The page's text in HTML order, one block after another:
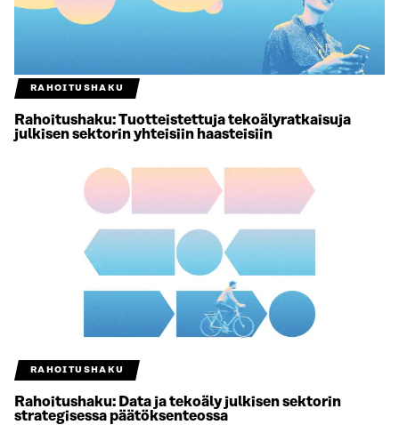
RAHOITUSHAKU
Rahoitushaku: Tuotteistettuja tekoälyratkaisuja
julkisen sektorin yhteisiin haasteisiin
RAHOITUSHAKU
Rahoitushaku: Data ja tekoäly julkisen sektorin
strategisessa päätöksenteossa